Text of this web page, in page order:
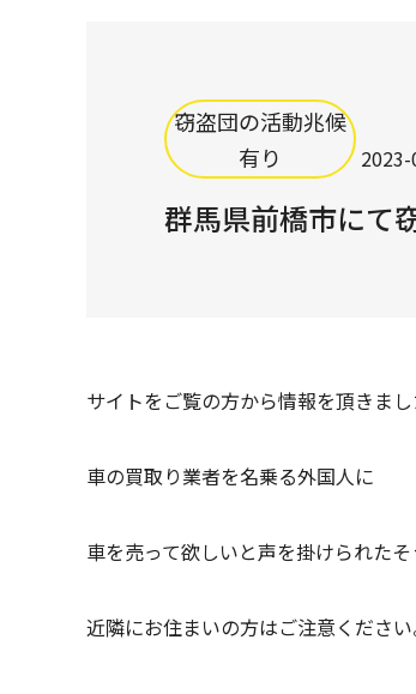
窃盗団の活動兆候
有り
群馬県前橋市にて
サイトをご覧の方から情報を頂きまし
車の買取り業者を名乗る外国人に
車を売って欲しいと声を掛けられたそ
近隣にお住まいの方はご注意ください